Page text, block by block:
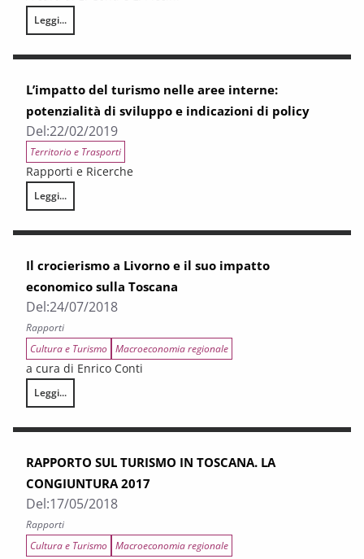
Leggi...
Accessibilità e trasporti a servizio delle aree turistiche
L’impatto del turismo nelle aree interne:
potenzialità di sviluppo e indicazioni di policy
Del:22/02/2019
Territorio e Trasporti
Rapporti e Ricerche
Leggi...
L’impatto del turismo nelle aree interne: potenzialità di sviluppo e
Il crocierismo a Livorno e il suo impatto
economico sulla Toscana
Del:24/07/2018
Rapporti
Cultura e Turismo Macroeconomia regionale
a cura di Enrico Conti
Leggi...
Il crocierismo a Livorno e il suo impatto economico sulla Toscana
RAPPORTO SUL TURISMO IN TOSCANA. LA
CONGIUNTURA 2017
Del:17/05/2018
Rapporti
Cultura e Turismo Macroeconomia regionale